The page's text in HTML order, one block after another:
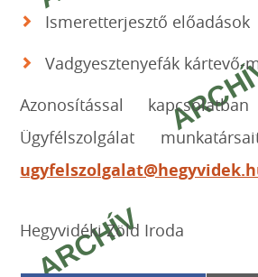
Ismeretterjesztő előadások
Vadgyesztenyefák kártevő-
Azonosítással
Ügyfélszolgálat
Hegyvidéki Zöld Iroda